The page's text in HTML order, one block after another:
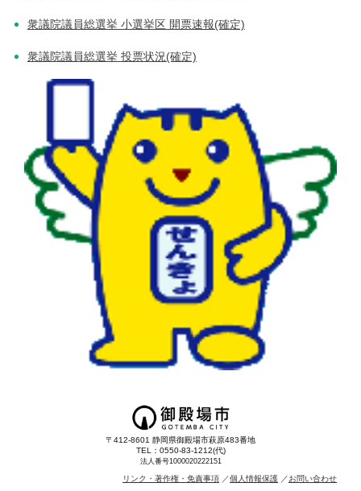
衆議院議員総選挙 小選挙区 開票速報(確定)
衆議院議員総選挙 投票状況(確定)
〒412-8601 静岡県御殿場市萩原483番地
TEL：0550-83-1212(代)
法人番号1000020222151
リンク・著作権・免責事項 個人情報保護 お問い合わせ